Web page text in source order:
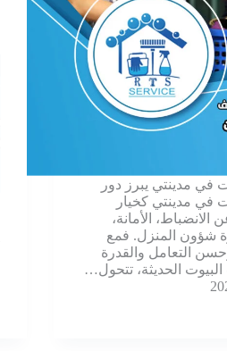
في مدينتي يبرز دور
في مدينتي كخيار
الأمانة،
شؤون المنزل. فمع
التعامل والقدرة
الحديثة، تتحول…